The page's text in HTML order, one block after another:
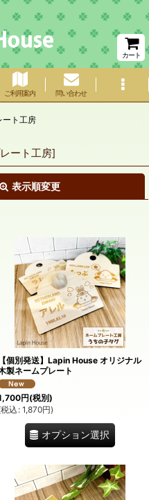
カート
ご利用案内 問い合わせ
ート工房
ート工房]
表示順変更
む
【個別発送】Lapin House オリジナル
製ネームプレート
円(税別)
税込 : 1,870円)
オプション選択